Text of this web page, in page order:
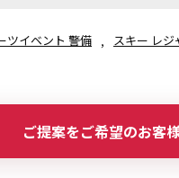
ツイベント 警備 スキー レジ
ご提案をご希望のお客